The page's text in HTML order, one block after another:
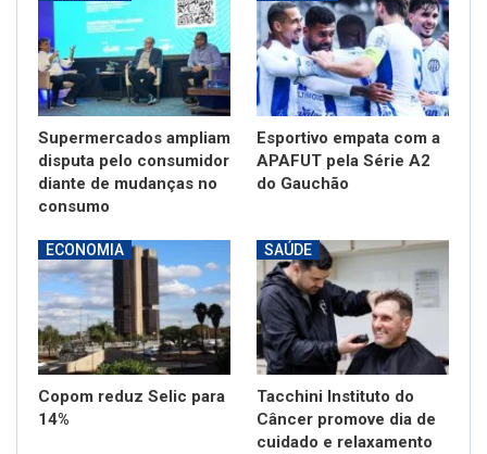
Supermercados ampliam
disputa pelo consumidor
diante de mudanças no
consumo
Esportivo empata com a
APAFUT pela Série A2
do Gauchão
ECONOMIA
Copom reduz Selic para
14%
SAÚDE
Tacchini Instituto do
Câncer promove dia de
cuidado e relaxamento